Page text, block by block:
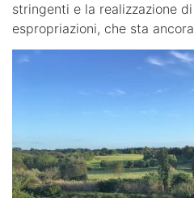
stringenti e la realizzazione
espropriazioni, che sta